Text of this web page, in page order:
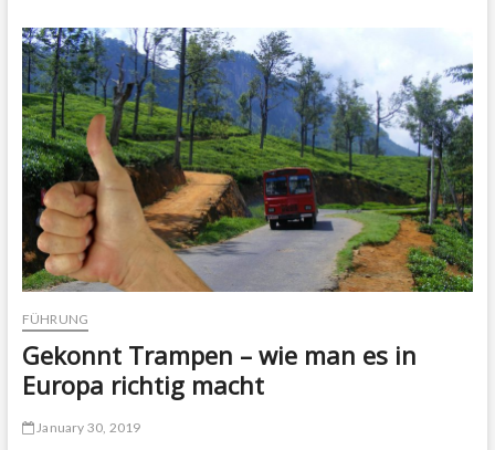
b
e
s
t
e
n
G
l
ü
c
k
s
s
p
i
e
l
i
l
FÜHRUNG
Gekonnt Trampen – wie man es in
Europa richtig macht
January 30, 2019